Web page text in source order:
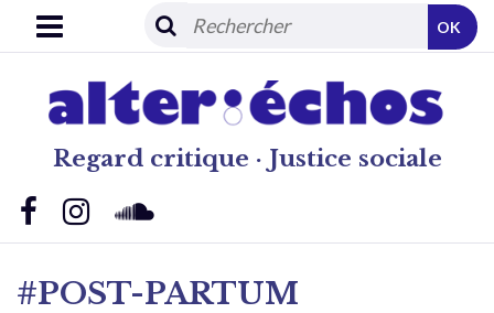
Regard critique · Justice sociale
OK
#POST-PARTUM